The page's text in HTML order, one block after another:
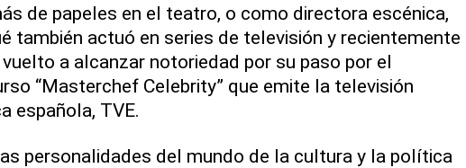
de papeles en el teatro, o como directora escénica,
también actuó en series de televisión y recientemente
a alcanzar notoriedad por su paso por el
“Masterchef Celebrity” que emite la televisión
española, TVE.
personalidades del mundo de la cultura y la política